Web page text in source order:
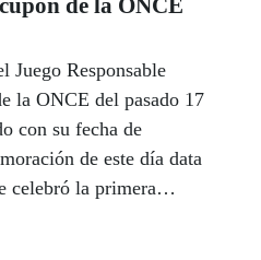
Juego Responsable
la ONCE del pasado 17
con su fecha de
de este día data
celebró la primera